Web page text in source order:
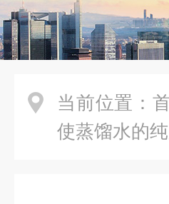
当前位置：
使蒸馏水的